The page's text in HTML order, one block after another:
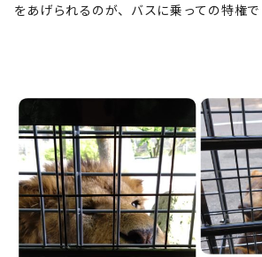
をあげられるのが、バスに乗っての特権